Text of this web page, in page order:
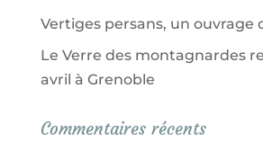
Vertiges persans, un ouvrage
Le Verre des montagnardes
avril à Grenoble
Commentaires récents